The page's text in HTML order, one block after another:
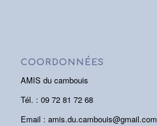
COORDONNÉES
AMIS du cambouis
Tél. : 09 72 81 72 68
Email : amis.du.cambouis@gmail.com